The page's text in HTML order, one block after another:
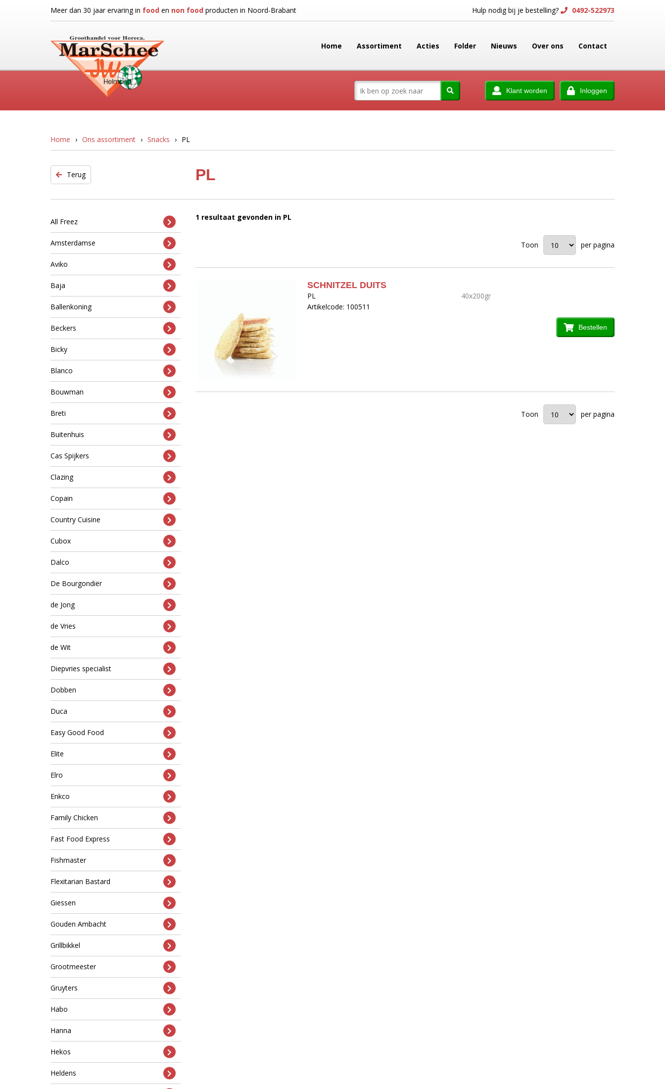
Meer dan 30 jaar ervaring in food en non food producten in Noord-Brabant Hulp nodig bij je bestelling? 0492-522973
Home Assortiment Acties Folder Nieuws Over ons Contact
Klant worden Inloggen
Home Ons assortiment Snacks PL
Terug PL
All Freez
Amsterdamse
Aviko
Baja
Ballenkoning
Beckers
Bicky
Blanco
Bouwman
Breti
Buitenhuis
Cas Spijkers
Clazing
Copain
Country Cuisine
Cubox
Dalco
De Bourgondiër
de Jong
de Vries
de Wit
Diepvries specialist
Dobben
Duca
Easy Good Food
Elite
Elro
Enkco
Family Chicken
Fast Food Express
Fishmaster
Flexitarian Bastard
Giessen
Gouden Ambacht
Grillbikkel
Grootmeester
Gruyters
Habo
Hanna
Hekos
Heldens
1 resultaat gevonden in PL
Toon per pagina
SCHNITZEL DUITS
PL
Artikelcode: 100511
40x200gr
Bestellen
Toon per pagina